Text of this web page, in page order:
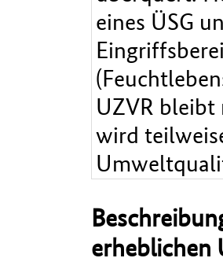
eines ÜSG
UZVR bleibt
wird
erheblichen